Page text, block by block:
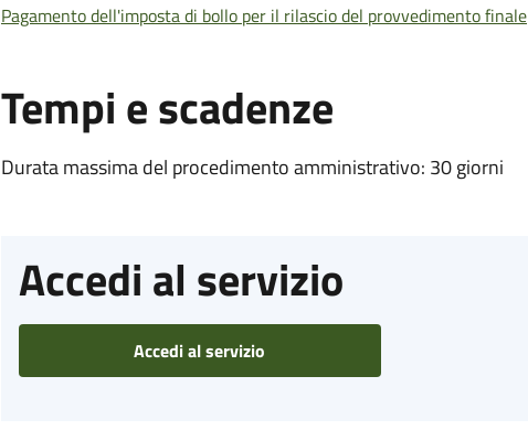
Pagamento dell'imposta di bollo per il rilascio del provvedimento finale
Tempi e scadenze
Durata massima del procedimento amministrativo: 30 giorni
Accedi al servizio
Accedi al servizio